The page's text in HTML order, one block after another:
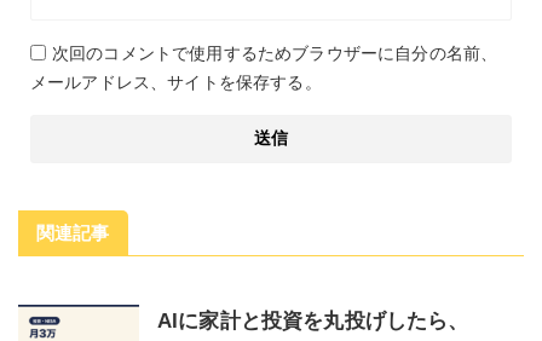
次回のコメントで使用するためブラウザーに自分の名前、
メールアドレス、サイトを保存する。
関連記事
AIに家計と投資を丸投げしたら、